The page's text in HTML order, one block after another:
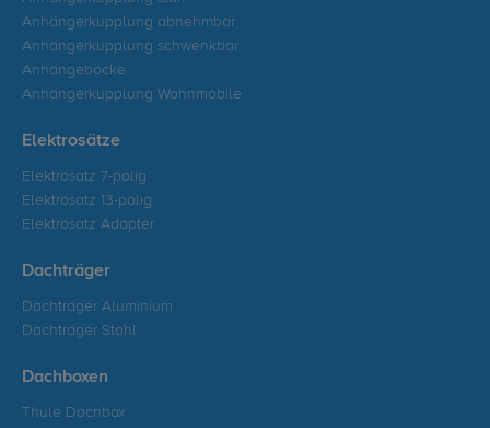
Anhängerkupplung abnehmbar
Anhängerkupplung schwenkbar
Anhängeböcke
Anhängerkupplung Wohnmobile
Elektrosätze
Elektrosatz 7-polig
Elektrosatz 13-polig
Elektrosatz Adapter
Dachträger
Dachträger Aluminium
Dachträger Stahl
Dachboxen
Thule Dachbox